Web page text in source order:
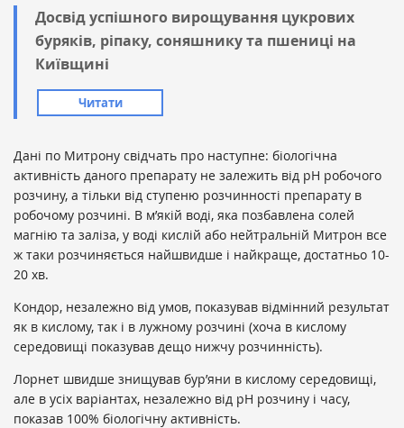
Досвід успішного вирощування цукрових
буряків, ріпаку, соняшнику та пшениці на
Київщині
Читати
Дані по Митрону свідчать про наступне: біологічна
активність даного препарату не залежить від рН робочого
розчину, а тільки від ступеню розчинності препарату в
робочому розчині. В м’якій воді, яка позбавлена солей
магнію та заліза, у воді кислій або нейтральній Митрон все
ж таки розчиняється найшвидше і найкраще, достатньо 10-
20 хв.
Кондор, незалежно від умов, показував відмінний результат
як в кислому, так і в лужному розчині (хоча в кислому
середовищі показував дещо нижчу розчинність).
Лорнет швидше знищував бур’яни в кислому середовищі,
але в усіх варіантах, незалежно від рН розчину і часу,
показав 100% біологічну активність.